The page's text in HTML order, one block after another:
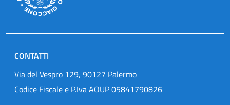
CONTATTI
Via del Vespro 129, 90127 Palermo
Codice Fiscale e P.Iva AOUP 05841790826